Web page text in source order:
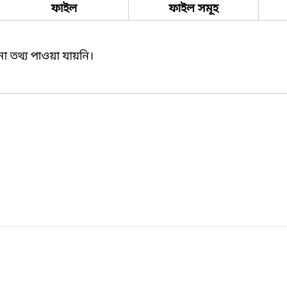
ফাইল ফাইল সমূহ
তথ্য পাওয়া যায়নি।